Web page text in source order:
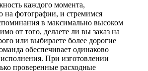
каждого момента,
на фотографии, и стремимся
в максимально высоком
от того, делаете ли вы заказ на
или выбираете более дорогие
обеспечивает одинаково
исполнения. При изготовлении
проверенные расходные